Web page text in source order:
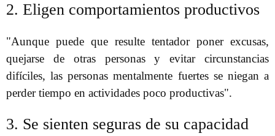
2. Eligen comportamientos productivos
"Aunque puede que resulte tentador poner excusas,
quejarse de otras personas y evitar circunstancias
difíciles, las personas mentalmente fuertes se niegan a
perder tiempo en actividades poco productivas".
3. Se sienten seguras de su capacidad